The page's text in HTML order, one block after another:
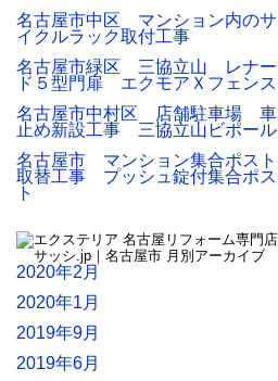
名古屋市中区 マンション内のサ
イクルラック取付工事
名古屋市緑区 三協立山 レナー
ド５型門扉 エクモアＸフェンス
名古屋市中村区 店舗駐車場 車
止め新設工事 三協立山ビポール
名古屋市 マンション集合ポスト
取替工事 プッシュ錠付集合ポス
ト
2020年2月
2020年1月
2019年9月
2019年6月